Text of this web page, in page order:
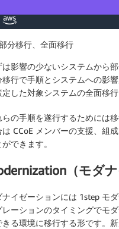
分移行、全面移行
は影響の少ないシステムから
移行で手順とシステムへの影
定した対象システムの全面移
らの手順を遂行するためには
は CCoE メンバーの支援、組
ができます。
（モダ
ナイゼーションには 1step モ
レーションのタイミングでモ
きる環境に移行する形です。